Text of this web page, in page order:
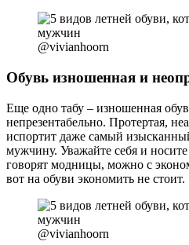
@vivianhoorn
Обувь изношенная и
Еще одно табу – изношенная
непрезентабельно. Протертая,
испортит даже самый
мужчину. Уважайте себя и
говорят модницы, можно с
вот на обуви экономить не стоит.
@vivianhoorn